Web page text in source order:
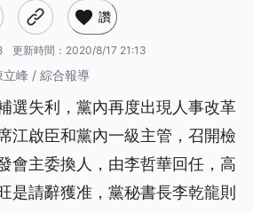
讚
更新時間： 2020/8/17 21:13
峰 / 綜合報導
選失利，黨內再度出現人事改革
江啟臣和黨內一級主管，召開檢
會主委換人，由李哲華回任，高
是請辭獲准，黨秘書長李乾龍則